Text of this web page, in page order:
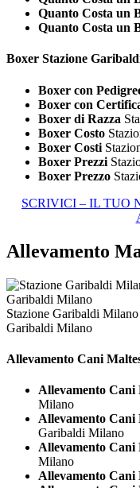
Quanto Costa un
Quanto Costa un
Boxer Stazione
Boxer con
Boxer con
Boxer di Razza
Boxer Costo
Boxer Costi
Boxer Prezzi
Boxer Prezzo
SCRIVICI – IL TUO
Allevamento
Stazione Garibaldi
Garibaldi Milano
Allevamento Cani
Allevamento Cani
Milano
Allevamento Cani
Garibaldi Milano
Allevamento Cani
Milano
Allevamento Cani